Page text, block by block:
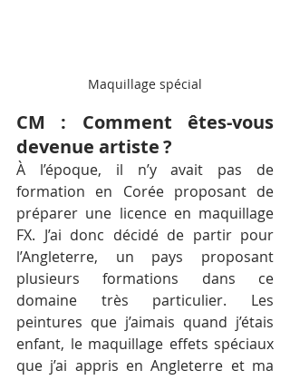
Maquillage spécial
CM : Comment êtes-vous
devenue artiste ?
À l’époque, il n’y avait pas de
formation en Corée proposant de
préparer une licence en maquillage
FX. J’ai donc décidé de partir pour
l’Angleterre, un pays proposant
plusieurs formations dans ce
domaine très particulier. Les
peintures que j’aimais quand j’étais
enfant, le maquillage effets spéciaux
que j’ai appris en Angleterre et ma